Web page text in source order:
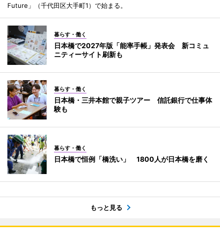
Future」（千代田区大手町1）で始まる。
暮らす・働く
日本橋で2027年版「能率手帳」発表会 新コミュ
ニティーサイト刷新も
暮らす・働く
日本橋・三井本館で親子ツアー 信託銀行で仕事体
験も
暮らす・働く
日本橋で恒例「橋洗い」 1800人が日本橋を磨く
もっと見る